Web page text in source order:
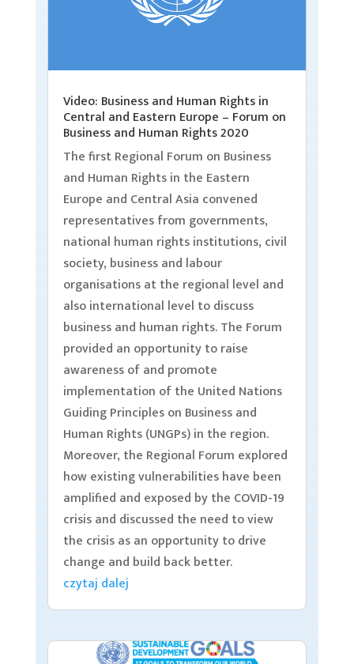
Video: Business and Human Rights in
Central and Eastern Europe – Forum on
Business and Human Rights 2020
The first Regional Forum on Business
and Human Rights in the Eastern
Europe and Central Asia convened
representatives from governments,
national human rights institutions, civil
society, business and labour
organisations at the regional level and
also international level to discuss
business and human rights. The Forum
provided an opportunity to raise
awareness of and promote
implementation of the United Nations
Guiding Principles on Business and
Human Rights (UNGPs) in the region.
Moreover, the Regional Forum explored
how existing vulnerabilities have been
amplified and exposed by the COVID-19
crisis and discussed the need to view
the crisis as an opportunity to drive
change and build back better.
czytaj dalej